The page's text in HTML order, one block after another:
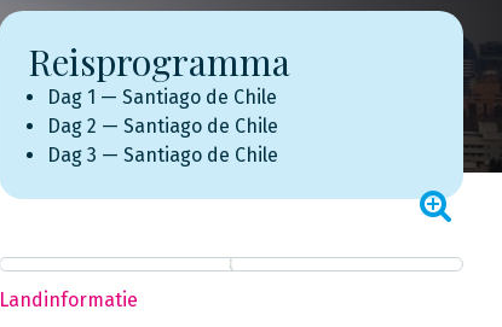
Reisprogramma
Dag 1 — Santiago de Chile
Dag 2 — Santiago de Chile
Dag 3 — Santiago de Chile
Landinformatie